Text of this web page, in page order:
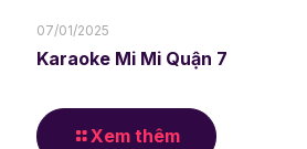
07/01/2025
Karaoke Mi Mi Quận 7
Xem thêm